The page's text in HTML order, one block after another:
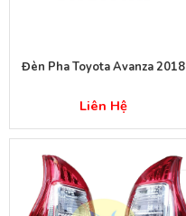
Đèn Pha Toyota Avanza 2018
Liên Hệ